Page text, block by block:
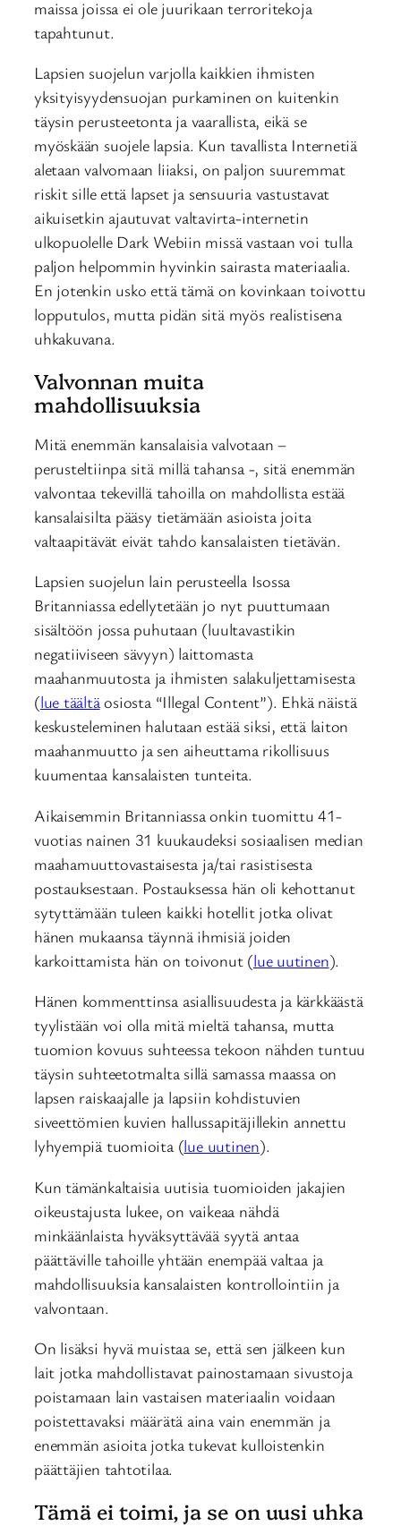
maissa joissa ei ole juurikaan terroritekoja
tapahtunut.
Lapsien suojelun varjolla kaikkien ihmisten
yksityisyydensuojan purkaminen on kuitenkin
täysin perusteetonta ja vaarallista, eikä se
myöskään suojele lapsia. Kun tavallista Internetiä
aletaan valvomaan liiaksi, on paljon suuremmat
riskit sille että lapset ja sensuuria vastustavat
aikuisetkin ajautuvat valtavirta-internetin
ulkopuolelle Dark Webiin missä vastaan voi tulla
paljon helpommin hyvinkin sairasta materiaalia.
En jotenkin usko että tämä on kovinkaan toivottu
lopputulos, mutta pidän sitä myös realistisena
uhkakuvana.
Valvonnan muita
mahdollisuuksia
Mitä enemmän kansalaisia valvotaan –
perusteltiinpa sitä millä tahansa -, sitä enemmän
valvontaa tekevillä tahoilla on mahdollista estää
kansalaisilta pääsy tietämään asioista joita
valtaapitävät eivät tahdo kansalaisten tietävän.
Lapsien suojelun lain perusteella Isossa
Britanniassa edellytetään jo nyt puuttumaan
sisältöön jossa puhutaan (luultavastikin
negatiiviseen sävyyn) laittomasta
maahanmuutosta ja ihmisten salakuljettamisesta
(lue täältäosiosta “Illegal Content”). Ehkä näistä
keskusteleminen halutaan estää siksi, että laiton
maahanmuutto ja sen aiheuttama rikollisuus
kuumentaa kansalaisten tunteita.
Aikaisemmin Britanniassa onkin tuomittu 41-
vuotias nainen 31 kuukaudeksi sosiaalisen median
maahamuuttovastaisesta ja/tai rasistisesta
postauksestaan. Postauksessa hän oli kehottanut
sytyttämään tuleen kaikki hotellit jotka olivat
hänen mukaansa täynnä ihmisiä joiden
karkoittamista hän on toivonut (lue uutinen).
Hänen kommenttinsa asiallisuudesta ja kärkkäästä
tyylistään voi olla mitä mieltä tahansa, mutta
tuomion kovuus suhteessa tekoon nähden tuntuu
täysin suhteetotmalta sillä samassa maassa on
lapsen raiskaajalle ja lapsiin kohdistuvien
siveettömien kuvien hallussapitäjillekin annettu
lyhyempiä tuomioita (lue uutinen).
Kun tämänkaltaisia uutisia tuomioiden jakajien
oikeustajusta lukee, on vaikeaa nähdä
minkäänlaista hyväksyttävää syytä antaa
päättäville tahoille yhtään enempää valtaa ja
mahdollisuuksia kansalaisten kontrollointiin ja
valvontaan.
On lisäksi hyvä muistaa se, että sen jälkeen kun
lait jotka mahdollistavat painostamaan sivustoja
poistamaan lain vastaisen materiaalin voidaan
poistettavaksi määrätä aina vain enemmän ja
enemmän asioita jotka tukevat kulloistenkin
päättäjien tahtotilaa.
Tämä ei toimi, ja se on uusi uhka